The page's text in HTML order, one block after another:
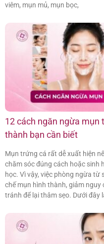
viêm, mụn mủ, mụn bọc,
12 cách ngăn ngừa mụn
thành bạn cần biết
Mụn trứng cá rất dễ xuất hiện
chăm sóc đúng cách hoặc sinh
học. Vì vậy, việc phòng ngừa từ
chế mụn hình thành, giảm nguy
tránh để lại thâm sẹo. Dưới đây